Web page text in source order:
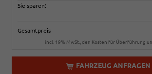
Sie sparen:
Gesamtpreis
incl. 19% MwSt., den Kosten für Überführung
FAHRZEUG ANFRAGEN